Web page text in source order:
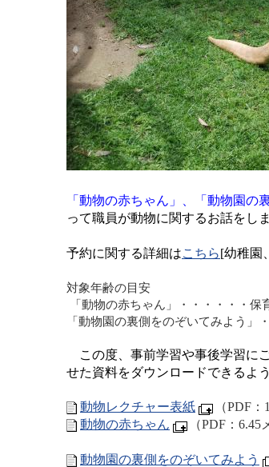
「動物の赤ちゃん」、「動物園の
って職員が動物に関するお話をし
予約に関する詳細はこちら[幼稚園
対象年齢の目安
「動物の赤ちゃん」・・・・・・保
「動物園の裏側をのぞいてみよう」
この度、事前学習や事後学習に
せた資料をダウンロードできるよ
動物レクチャー表紙
（PDF
動物の赤ちゃん
（PDF：6.45
動物園の裏側をのぞいてみよう